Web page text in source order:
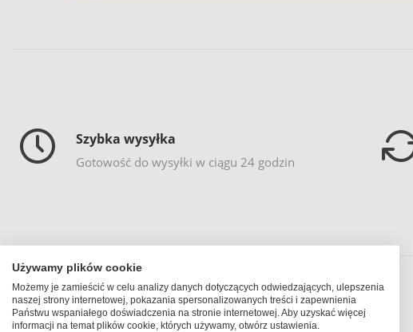
Szybka wysyłka
Gotowość do wysyłki w ciągu 24 godzin
Używamy plików cookie
Możemy je zamieścić w celu analizy danych dotyczących odwiedzających, ulepszenia
naszej strony internetowej, pokazania spersonalizowanych treści i zapewnienia
Państwu wspaniałego doświadczenia na stronie internetowej. Aby uzyskać więcej
informacji na temat plików cookie, których używamy, otwórz ustawienia.